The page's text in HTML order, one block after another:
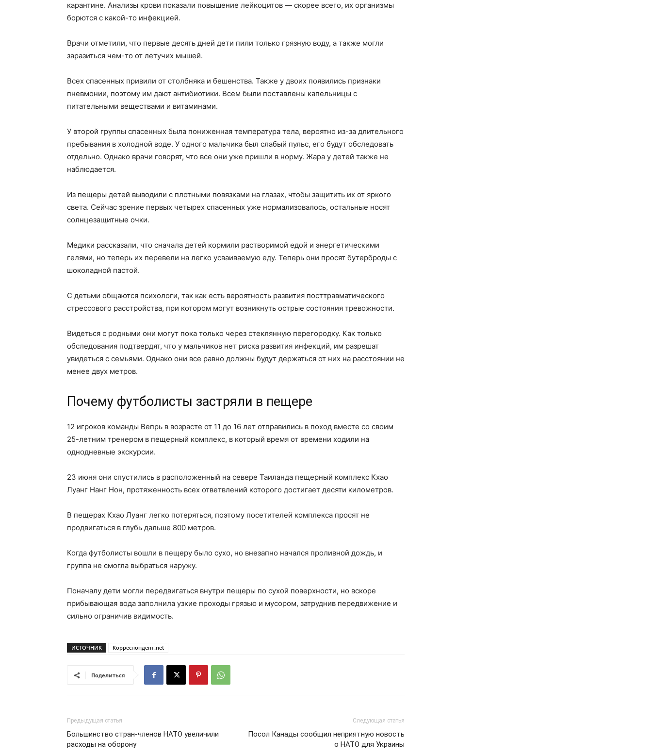
карантине. Анализы крови показали повышение лейкоцитов — скорее всего, их организмы
борются с какой-то инфекцией.
Врачи отметили, что первые десять дней дети пили только грязную воду, а также могли
заразиться чем-то от летучих мышей.
Всех спасенных привили от столбняка и бешенства. Также у двоих появились признаки
пневмонии, поэтому им дают антибиотики. Всем были поставлены капельницы с
питательными веществами и витаминами.
У второй группы спасенных была пониженная температура тела, вероятно из-за длительного
пребывания в холодной воде. У одного мальчика был слабый пульс, его будут обследовать
отдельно. Однако врачи говорят, что все они уже пришли в норму. Жара у детей также не
наблюдается.
Из пещеры детей выводили с плотными повязками на глазах, чтобы защитить их от яркого
света. Сейчас зрение первых четырех спасенных уже нормализовалось, остальные носят
солнцезащитные очки.
Медики рассказали, что сначала детей кормили растворимой едой и энергетическими
гелями, но теперь их перевели на легко усваиваемую еду. Теперь они просят бутерброды с
шоколадной пастой.
С детьми общаются психологи, так как есть вероятность развития посттравматического
стрессового расстройства, при котором могут возникнуть острые состояния тревожности.
Видеться с родными они могут пока только через стеклянную перегородку. Как только
обследования подтвердят, что у мальчиков нет риска развития инфекций, им разрешат
увидеться с семьями. Однако они все равно должны будут держаться от них на расстоянии не
менее двух метров.
Почему футболисты застряли в пещере
12 игроков команды Вепрь в возрасте от 11 до 16 лет отправились в поход вместе со своим
25-летним тренером в пещерный комплекс, в который время от времени ходили на
однодневные экскурсии.
23 июня они спустились в расположенный на севере Таиланда пещерный комплекс Кхао
Луанг Нанг Нон, протяженность всех ответвлений которого достигает десяти километров.
В пещерах Кхао Луанг легко потеряться, поэтому посетителей комплекса просят не
продвигаться в глубь дальше 800 метров.
Когда футболисты вошли в пещеру было сухо, но внезапно начался проливной дождь, и
группа не смогла выбраться наружу.
Поначалу дети могли передвигаться внутри пещеры по сухой поверхности, но вскоре
прибывающая вода заполнила узкие проходы грязью и мусором, затруднив передвижение и
сильно ограничив видимость.
ИСТОЧНИК Корреспондент.net
Поделиться
Предыдущая статья
Большинство стран-членов НАТО увеличили
расходы на оборону
Следующая статья
Посол Канады сообщил неприятную новость
о НАТО для Украины